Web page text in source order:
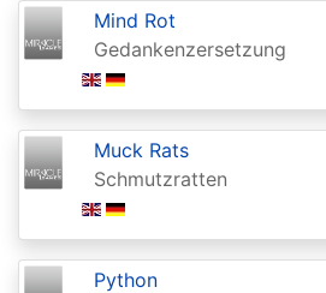
Amonkhet
Invocations
Antiquities
Apocalypse
Arabian
Arena
Mind Rot
Gedankenzersetzung
Muck Rats
Schmutzratten
Python